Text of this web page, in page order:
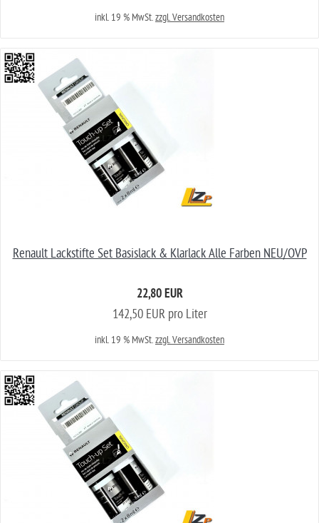
inkl. 19 % MwSt.zzgl. Versandkosten
Renault Lackstifte Set Basislack & Klarlack Alle Farben NEU/OVP
22,80 EUR
142,50 EUR pro Liter
inkl. 19 % MwSt.zzgl. Versandkosten